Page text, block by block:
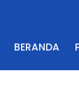
BERANDA